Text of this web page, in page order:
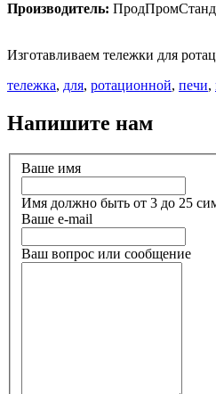
Производитель:
Изготавливаем тележки для
тележка, для, ротационной, печи,
Напишите нам
Ваше имя
Имя должно быть от 3 до 25
Ваше e-mail
Ваш вопрос или сообщение